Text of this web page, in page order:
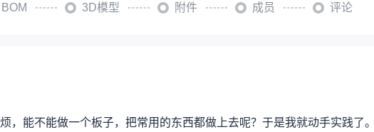
BOM 3D模型 附件 成员 评论
，能不能做一个板子，把常用的东西都做上去呢？于是我就动手实践了。